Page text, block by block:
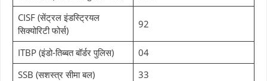
CISF (सेंट्रल इंडस्ट्रियल
सिक्योरिटी फोर्स)
92
ITBP (इंडो-तिब्बत बॉर्डर पुलिस)
04
SSB (सशस्त्र सीमा बल)
33